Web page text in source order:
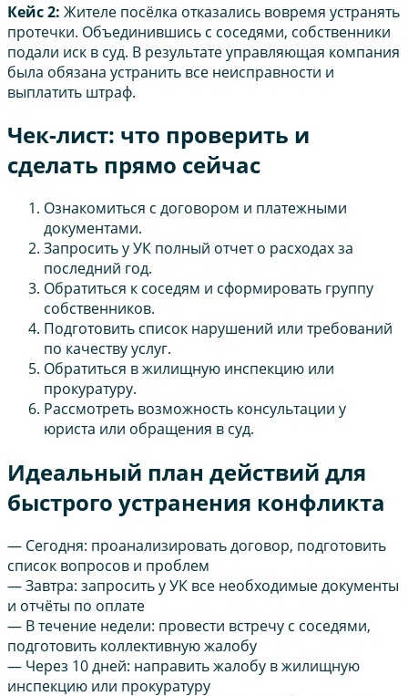
Кейс 2: Жителе посёлка отказались вовремя устранять
протечки. Объединившись с соседями, собственники
подали иск в суд. В результате управляющая компания
была обязана устранить все неисправности и
выплатить штраф.
Чек-лист: что проверить и
сделать прямо сейчас
Ознакомиться с договором и платежными
документами.
Запросить у УК полный отчет о расходах за
последний год.
Обратиться к соседям и сформировать группу
собственников.
Подготовить список нарушений или требований
по качеству услуг.
Обратиться в жилищную инспекцию или
прокуратуру.
Рассмотреть возможность консультации у
юриста или обращения в суд.
Идеальный план действий для
быстрого устранения конфликта
— Сегодня: проанализировать договор, подготовить
список вопросов и проблем
— Завтра: запросить у УК все необходимые документы
и отчёты по оплате
— В течение недели: провести встречу с соседями,
подготовить коллективную жалобу
— Через 10 дней: направить жалобу в жилищную
инспекцию или прокуратуру